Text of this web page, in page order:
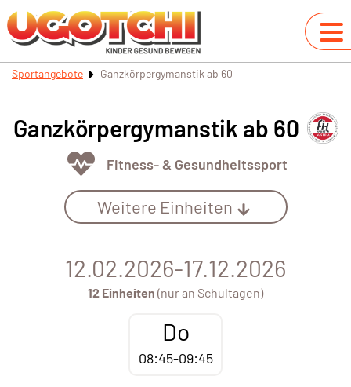
Sportangebote Ganzkörpergymanstik ab 60
Ganzkörpergymanstik ab 60
Fitness- & Gesundheitssport
Weitere Einheiten
12.02.2026-17.12.2026
12 Einheiten (nur an Schultagen)
Do
08:45-09:45